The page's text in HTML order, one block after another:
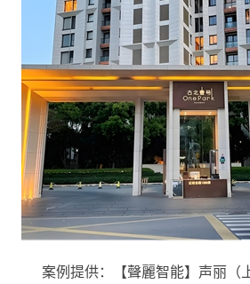
案例提供：【聲麗智能】声丽（